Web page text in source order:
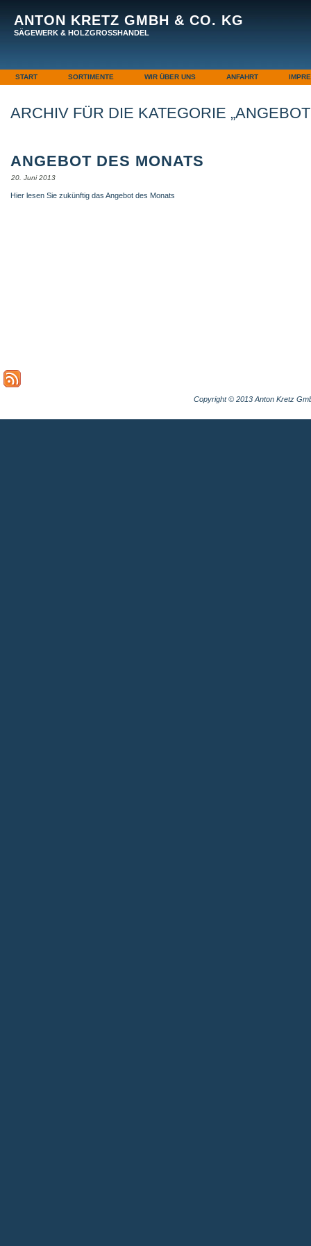
ANTON KRETZ GMBH & CO. KG
SÄGEWERK & HOLZGROSSHANDEL
START SORTIMENTE WIR ÜBER UNS ANFAHRT
ARCHIV FÜR DIE KATEGORIE
ANGEBOT DES MONATS
20. Juni 2013
Hier lesen Sie zukünftig das Angebot des Monats
Copyright © 2013 Anton Kretz